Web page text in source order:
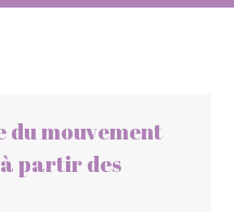
mouvement
partir des